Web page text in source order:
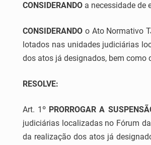
CONSIDERANDO a necessidade de
CONSIDERANDOo Ato Normativo
lotados nas unidades judiciárias
dos atos já designados, bem como
RESOLVE:
Art. 1º PRORROGAR A
judiciárias localizadas no Fórum
da realização dos atos já